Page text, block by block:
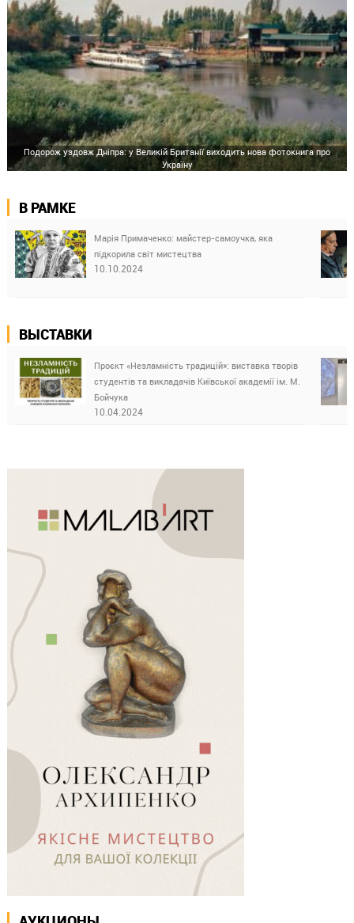
В РАМКЕ
Марія Примаченко: майстер-самоучка, яка
підкорила світ мистецтва
10.10.2024
ВЫСТАВКИ
Проєкт «Незламність традицій»: виставка творів
студентів та викладачів Київської академії ім. М.
Бойчука
10.04.2024
Подорож уздовж Дніпра: у Великій Британії виходить нова фотокнига про
Україну